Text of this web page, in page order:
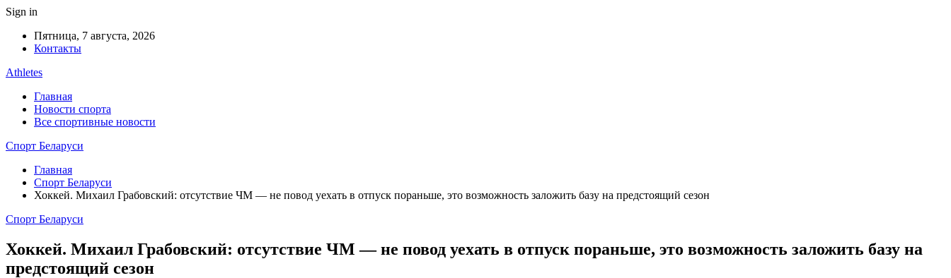
Sign in
Пятница, 7 августа, 2026
Контакты
Athletes
Главная
Новости спорта
Все спортивные новости
Спорт Беларуси
Главная
Спорт Беларуси
Хоккей. Михаил Грабовский: отсутствие ЧМ — не повод уехать в отпуск пораньше, это возможность заложить базу на предстоящий сезон
Спорт Беларуси
Хоккей. Михаил Грабовский: отсутствие ЧМ — не повод уехать в отпуск пораньше, это возможность заложить базу на
предстоящий сезон